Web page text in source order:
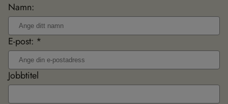
Namn:
E-post: *
Jobbtitel